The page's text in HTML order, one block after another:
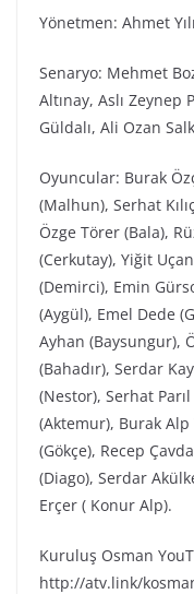
Yönetmen: Ahmet
Senaryo: Mehmet
Altınay, Aslı
Güldalı, Ali Ozan
Oyuncular: Burak
(Malhun), Serhat
Özge Törer (Bala),
(Cerkutay), Yiğit
(Demirci), Emin
(Aygül), Emel Dede
Ayhan (Baysungur),
(Bahadır), Serdar
(Nestor), Serhat
(Aktemur), Burak
(Gökçe), Recep
(Diago), Serdar
Erçer ( Konur Alp).
Kuruluş Osman
http://atv.link/